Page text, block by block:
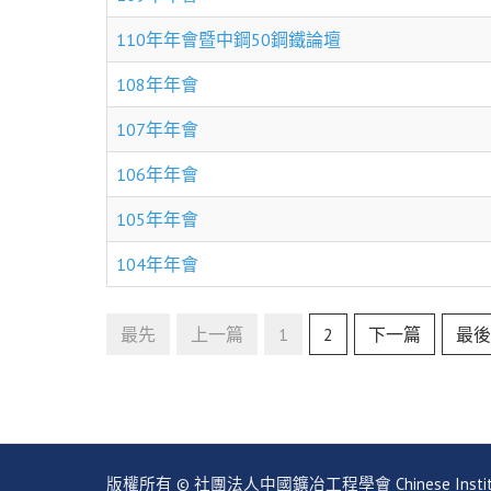
110年年會暨中鋼50鋼鐵論壇
108年年會
107年年會
106年年會
105年年會
104年年會
最先 上一篇 1 2 下一篇 最後
版權所有 © 社團法人中國鑛冶工程學會 Chinese